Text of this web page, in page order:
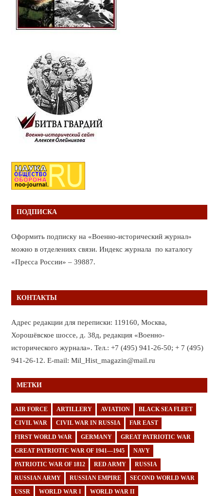
ПОДПИСКА
Оформить подписку на «Военно-исторический журнал»
можно в отделениях связи. Индекс журнала по каталогу
«Пресса России» – 39887.
КОНТАКТЫ
Адрес редакции для переписки: 119160, Москва,
Хорошёвское шоссе, д. 38д, редакция «Военно-
исторического журнала». Тел.: +7 (495) 941-26-50; + 7 (495)
941-26-12. E-mail: Mil_Hist_magazin@mail.ru
МЕТКИ
AIR FORCE ARTILLERY AVIATION BLACK SEA FLEET
CIVIL WAR CIVIL WAR IN RUSSIA FAR EAST
FIRST WORLD WAR GERMANY GREAT PATRIOTIC WAR
GREAT PATRIOTIC WAR OF 1941—1945 NAVY
PATRIOTIC WAR OF 1812 RED ARMY RUSSIA
RUSSIAN ARMY RUSSIAN EMPIRE SECOND WORLD WAR
USSR WORLD WAR I WORLD WAR II